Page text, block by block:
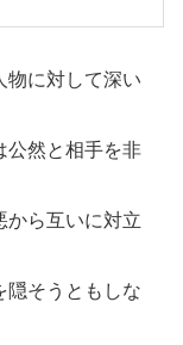
物に対して深い
公然と相手を非
から互いに対立
隠そうともしな